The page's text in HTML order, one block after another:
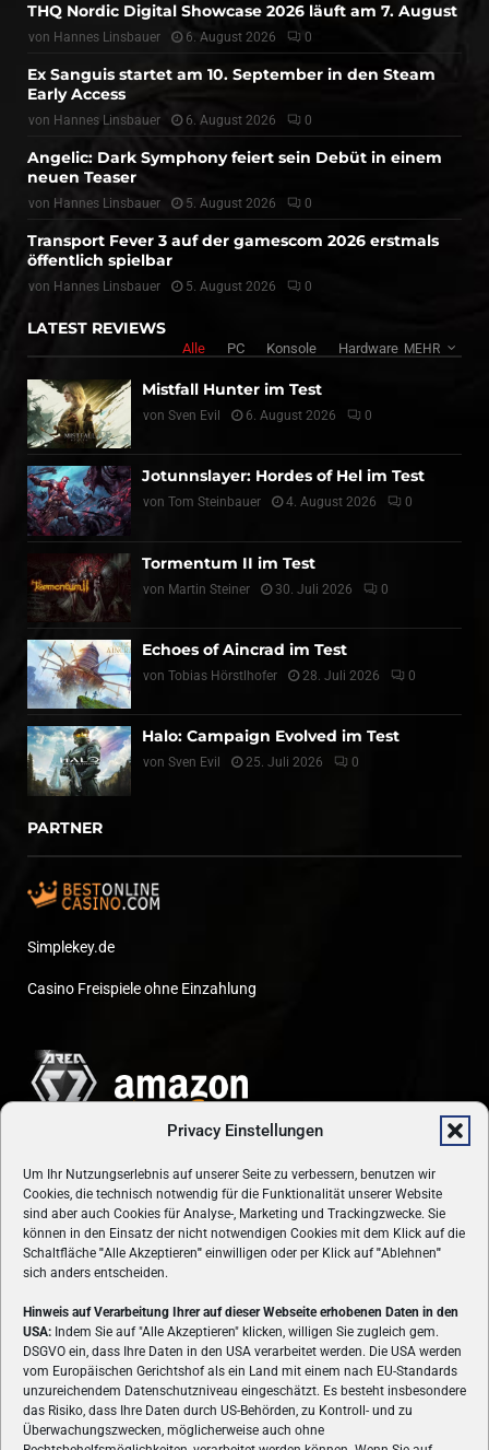
Privacy Einstellungen
Um Ihr Nutzungserlebnis auf unserer Seite zu verbessern, benutzen wir
Cookies, die technisch notwendig für die Funktionalität unserer Website
sind aber auch Cookies für Analyse-, Marketing und Trackingzwecke. Sie
können in den Einsatz der nicht notwendigen Cookies mit dem Klick auf die
Schaltfläche "Alle Akzeptieren" einwilligen oder per Klick auf"Ablehnen"
sich anders entscheiden.
Hinweis auf Verarbeitung Ihrer auf dieser Webseite erhobenen Daten in den
USA: Indem Sie auf "Alle Akzeptieren" klicken, willigen Sie zugleich gem.
DSGVO ein, dass Ihre Daten in den USA verarbeitet werden. Die USA werden
vom Europäischen Gerichtshof als ein Land mit einem nach EU-Standards
unzureichendem Datenschutzniveau eingeschätzt. Es besteht insbesondere
das Risiko, dass Ihre Daten durch US-Behörden, zu Kontroll- und zu
Überwachungszwecken, möglicherweise auch ohne
THQ Nordic Digital Showcase 2026 läuft am 7. August
von Hannes Linsbauer 6. August 2026 0
Ex Sanguis startet am 10. September in den Steam
Early Access
von Hannes Linsbauer 6. August 2026 0
Angelic: Dark Symphony feiert sein Debüt in einem
neuen Teaser
von Hannes Linsbauer 5. August 2026 0
Transport Fever 3 auf der gamescom 2026 erstmals
öffentlich spielbar
von Hannes Linsbauer 5. August 2026 0
LATEST REVIEWS
Alle PC Konsole Hardware MEHR
Mistfall Hunter im Test
von Sven Evil 6. August 2026 0
Jotunnslayer: Hordes of Hel im Test
von Tom Steinbauer 4. August 2026 0
Tormentum II im Test
von Martin Steiner 30. Juli 2026 0
Echoes of Aincrad im Test
von Tobias Hörstlhofer 28. Juli 2026 0
Halo: Campaign Evolved im Test
von Sven Evil 25. Juli 2026 0
PARTNER
Simplekey.de
Casino Freispiele ohne Einzahlung
ÜBER UNS
VON GAMERN, FÜR GAMER! Gamers.at ist das älteste Online-
Spielemagazin Österreichs und bringt täglich aktuelle News,
Reviews und Videos zu PC- und Konsolenspielen, Gaming-